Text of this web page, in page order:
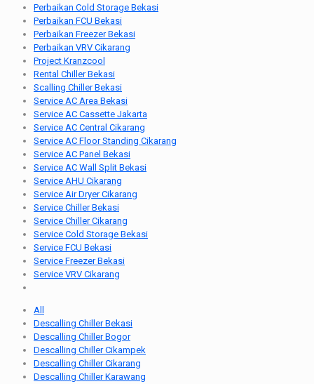
Perbaikan Cold Storage Bekasi
Perbaikan FCU Bekasi
Perbaikan Freezer Bekasi
Perbaikan VRV Cikarang
Project Kranzcool
Rental Chiller Bekasi
Scalling Chiller Bekasi
Service AC Area Bekasi
Service AC Cassette Jakarta
Service AC Central Cikarang
Service AC Floor Standing Cikarang
Service AC Panel Bekasi
Service AC Wall Split Bekasi
Service AHU Cikarang
Service Air Dryer Cikarang
Service Chiller Bekasi
Service Chiller Cikarang
Service Cold Storage Bekasi
Service FCU Bekasi
Service Freezer Bekasi
Service VRV Cikarang
All
Descalling Chiller Bekasi
Descalling Chiller Bogor
Descalling Chiller Cikampek
Descalling Chiller Cikarang
Descalling Chiller Karawang